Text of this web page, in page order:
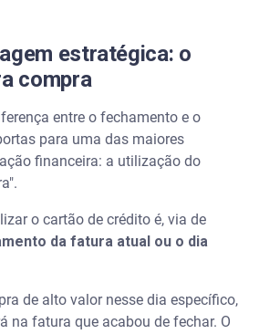
estratégica: o
compra
entre o fechamento e o
para uma das maiores
financeira: a utilização do
o cartão de crédito é, via de
da fatura atual ou o dia
de alto valor nesse dia específico,
na fatura que acabou de fechar. O